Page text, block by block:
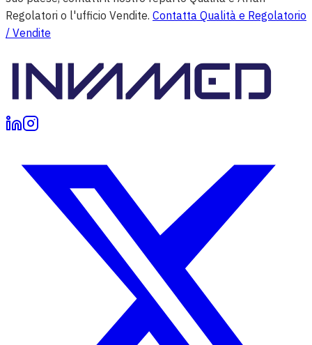
Regolatori o l'ufficio Vendite. Contatta Qualità e Regolatorio
/ Vendite